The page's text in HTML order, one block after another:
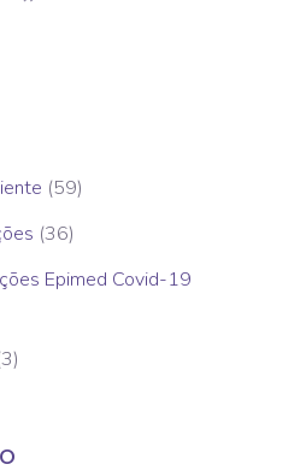
(59)
(36)
Epimed Covid-19